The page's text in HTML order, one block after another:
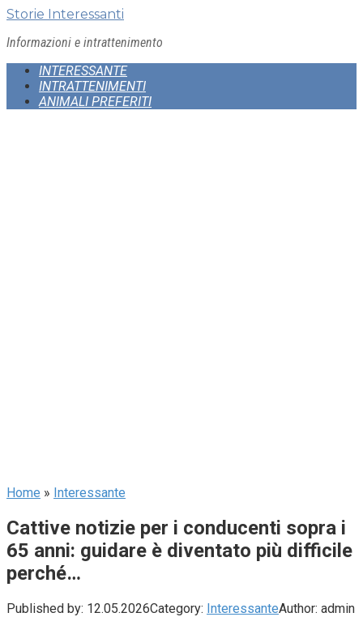
Skip
content
Storie Interessanti
Informazioni e intrattenimento
INTERESSANTE
INTRATTENIMENTI
ANIMALI PREFERITI
Home » Interessante
Cattive notizie per i conducenti sopra i
65 anni: guidare è diventato più difficile
perché…
Published by: 12.05.2026Category: InteressanteAuthor: admin